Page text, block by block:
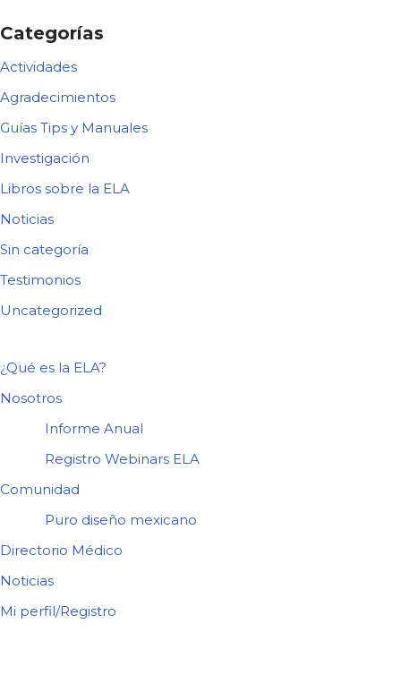
Categorías
Actividades
Agradecimientos
Guías Tips y Manuales
Investigación
Libros sobre la ELA
Noticias
Sin categoría
Testimonios
Uncategorized
¿Qué es la ELA?
Nosotros
Informe Anual
Registro Webinars ELA
Comunidad
Puro diseño mexicano
Directorio Médico
Noticias
Mi perfil/Registro